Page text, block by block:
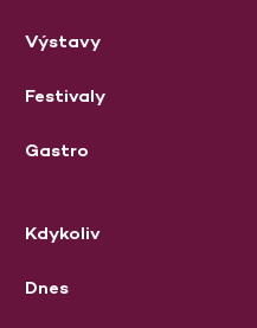
Výstavy
Festivaly
Gastro
Kdykoliv
Dnes